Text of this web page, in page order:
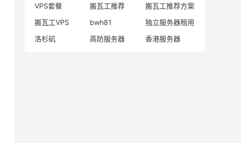
VPS套餐
搬瓦工推荐
搬瓦工推荐方案
搬瓦工VPS
bwh81
独立服务器租用
洛杉矶
高防服务器 香港服务器